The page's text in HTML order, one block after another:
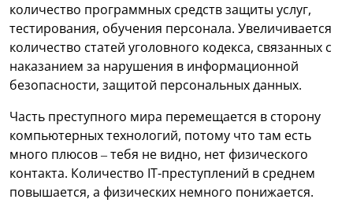
количество программных средств защиты услуг,
тестирования, обучения персонала. Увеличивается
количество статей уголовного кодекса, связанных с
наказанием за нарушения в информационной
безопасности, защитой персональных данных.
Часть преступного мира перемещается в сторону
компьютерных технологий, потому что там есть
много плюсов – тебя не видно, нет физического
контакта. Количество IT-преступлений в среднем
повышается, а физических немного понижается.